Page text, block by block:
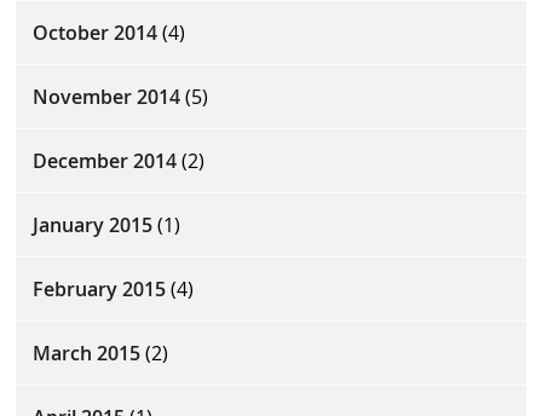
October 2014(4)
November 2014(5)
December 2014(2)
January 2015(1)
February 2015(4)
March 2015(2)